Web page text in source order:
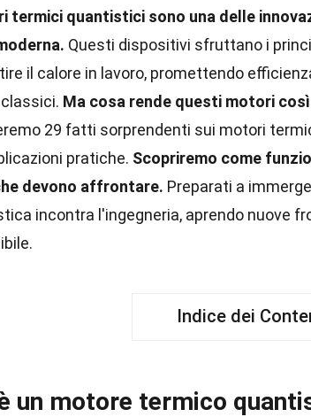
termici quantistici sono una delle
Questi dispositivi sfruttano i
il calore in lavoro, promettendo
Ma cosa rende questi motori
29 fatti sorprendenti sui motori
pratiche. Scopriremo come
devono affrontare. Preparati a
incontra l'ingegneria, aprendo nuove
Indice dei
un motore termico